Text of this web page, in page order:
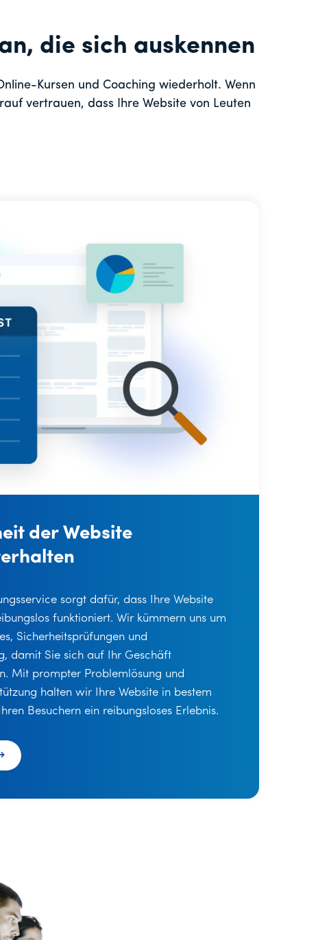
die sich auskennen
Kursen und Coaching wiederholt. Wenn
vertrauen, dass Ihre Website von Leuten
der Website
sorgt dafür, dass Ihre Website
funktioniert. Wir kümmern uns um
Sicherheitsprüfungen und
damit Sie sich auf Ihr Geschäft
Mit prompter Problemlösung und
halten wir Ihre Website in bestem
Besuchern ein reibungsloses Erlebnis.